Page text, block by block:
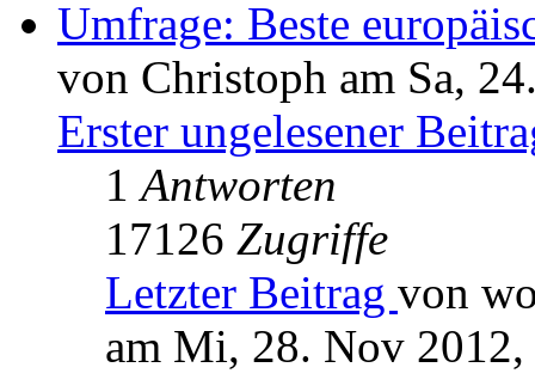
Umfrage: Beste
von Christoph am Sa,
Erster ungelesener
1Antworten
17126 Zugriffe
Letzter Beitrag von
am Mi, 28. Nov